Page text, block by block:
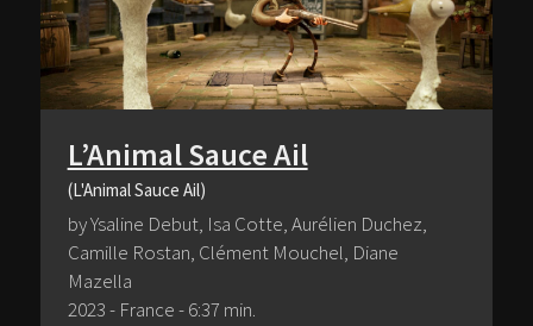
L’Animal Sauce Ail
(L'Animal Sauce Ail)
by Ysaline Debut, Isa Cotte, Aurélien Duchez,
Camille Rostan, Clément Mouchel, Diane
Mazella
2023 - France - 6:37 min.